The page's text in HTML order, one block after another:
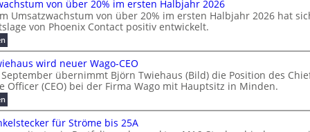
f
ö
r
d
e
r
u
n
g
b
r
m
E
n
e
r
g
y
H
u
f
k
e
l
t
e
N
H
-
S
c
e
t
e
i
l
i
g
u
n
g
b
r
f
a
c
h
d
u
r
c
h
f
ü
h
von über 20% im ersten Halbjahr 2026
Umsatzwachstum von über 20% im ersten Halbjahr 2026 hat
von Phoenix Contact positiv entwickelt.
:
U
m
s
a
z
w
a
c
wird neuer Wago-CEO
übernimmt Björn Twiehaus (Bild) die Position des
Officer (CEO) bei der Firma Wago mit Hauptsitz in Minden.
:
B
j
ö
für Ströme bis 25A